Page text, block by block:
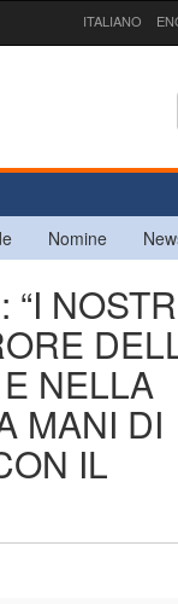
ITALIANO
Nomine
“I
NELLA
MANI DI
IL